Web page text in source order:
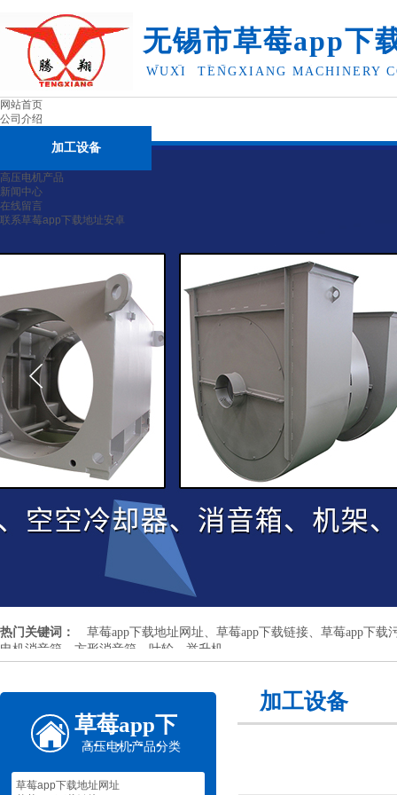
无锡市草莓app下
卓机械有限公司
WUXI TENGXIANG MACHINERY
网站首页
公司介绍
加工设备
高压电机产品
新闻中心
在线留言
联系草莓app下载地址安卓
热门关键词： 草莓app下载地址网址、草莓app下载链接、草莓app下载污
电机消音箱、方形消音箱、叶轮、举升机
加工设备
草莓app下
载地址安
卓机械
高压电机产品分类
草莓app下载地址网址